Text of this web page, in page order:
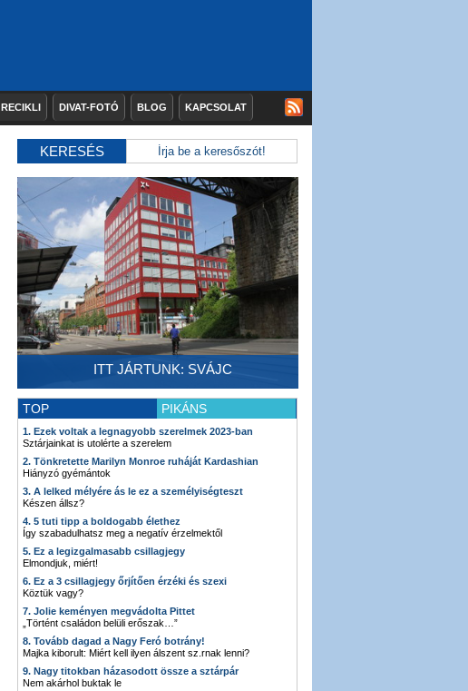
RECIKLI DIVAT-FOTÓ BLOG KAPCSOLAT
KERESÉS
ITT JÁRTUNK: SVÁJC
TOP PIKÁNS
1. Ezek voltak a legnagyobb szerelmek 2023-ban
Sztárjainkat is utolérte a szerelem
2. Tönkretette Marilyn Monroe ruháját Kardashian
Hiányzó gyémántok
3. A lelked mélyére ás le ez a személyiségteszt
Készen állsz?
4. 5 tuti tipp a boldogabb élethez
Így szabadulhatsz meg a negatív érzelmektől
5. Ez a legizgalmasabb csillagjegy
Elmondjuk, miért!
6. Ez a 3 csillagjegy őrjítően érzéki és szexi
Köztük vagy?
7. Jolie keményen megvádolta Pittet
„Történt családon belüli erőszak…”
8. Tovább dagad a Nagy Feró botrány!
Majka kiborult: Miért kell ilyen álszent sz.rnak lenni?
9. Nagy titokban házasodott össze a sztárpár
Nem akárhol buktak le